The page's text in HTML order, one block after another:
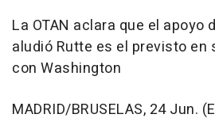
La OTAN aclara que el apoyo
aludió Rutte es el previsto en
con Washington
MADRID/BRUSELAS, 24 Jun.